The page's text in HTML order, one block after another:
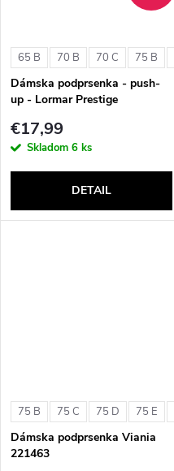
65 B 70 B 70 C 75 B
Dámska podprsenka - push-
up - Lormar Prestige
€17,99
Skladom 6 ks
DETAIL
75 B 75 C 75 D 75 E
Dámska podprsenka Viania
221463